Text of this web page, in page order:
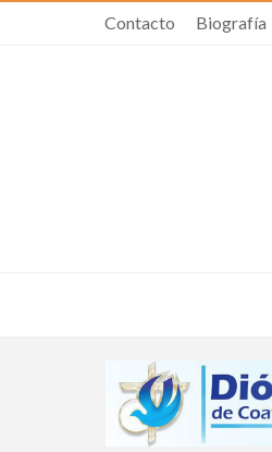
Contacto Biografía